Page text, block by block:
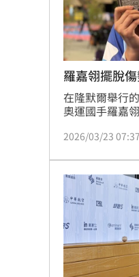
蔡英文重
吹冷氣
台灣彩券
LIVE三
三立
台彩父
「拍片人
8國球員
羅嘉翎擺脫
在隆默爾舉行
奧運國手羅嘉
國際賽頒獎台。
2026/03/23 07:37